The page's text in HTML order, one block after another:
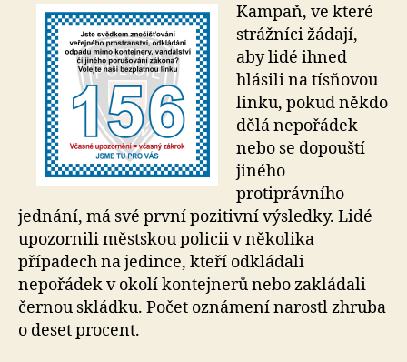
Kampaň, ve které
strážníci žádají,
aby lidé ihned
hlásili na tísňovou
linku, pokud někdo
dělá nepořádek
nebo se dopouští
jiného
protiprávního
jednání, má své první pozitivní výsledky. Lidé
upozornili městskou policii v několika
případech na jedince, kteří odkládali
nepořádek v okolí kontejnerů nebo zakládali
černou skládku. Počet oznámení narostl zhruba
o deset procent.